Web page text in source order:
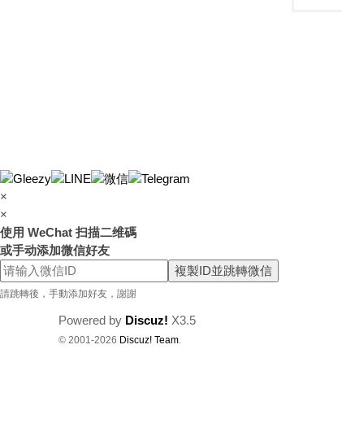
×
×
使用 WeChat 扫描二维碼
或手动添加微信好友
複製ID並跳轉微信
請跳轉後，手動添加好友，謝謝
Powered by Discuz! X3.5
© 2001-2026 Discuz! Team.